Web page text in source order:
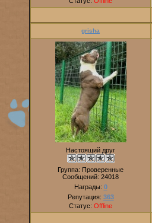
grisha
Настоящий друг
Группа: Проверенные
Сообщений: 24018
Награды: 0
Репутация: 363
Статус: Offline